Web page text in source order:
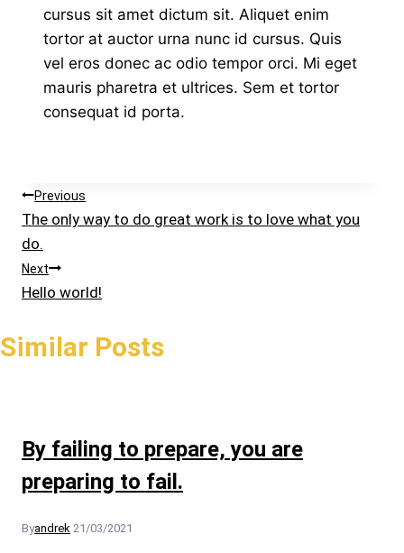
cursus sit amet dictum sit. Aliquet enim
tortor at auctor urna nunc id cursus. Quis
vel eros donec ac odio tempor orci. Mi eget
mauris pharetra et ultrices. Sem et tortor
consequat id porta.
Navigeerimine
Previous
The only way to do great work is to love what you
do.
Next
Hello world!
Similar Posts
By failing to prepare, you are
preparing to fail.
Byandrek 21/03/2021